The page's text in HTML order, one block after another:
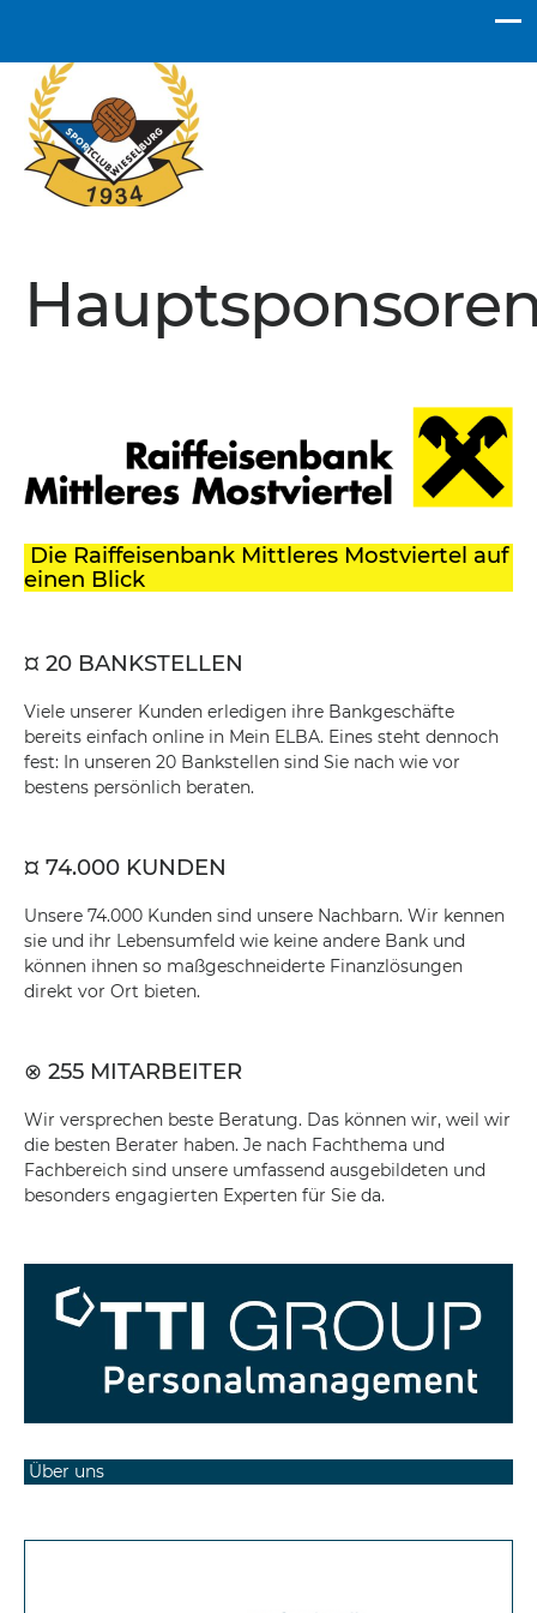
Die Raiffeisenbank Mittleres Mostviertel auf
einen Blick
¤ 20 BANKSTELLEN
Viele unserer Kunden erledigen ihre Bankgeschäfte
bereits einfach online in Mein ELBA. Eines steht dennoch
fest: In unseren 20 Bankstellen sind Sie nach wie vor
bestens persönlich beraten.
¤ 74.000 KUNDEN
Unsere 74.000 Kunden sind unsere Nachbarn. Wir kennen
sie und ihr Lebensumfeld wie keine andere Bank und
können ihnen so maßgeschneiderte Finanzlösungen
direkt vor Ort bieten.
⊗ 255 MITARBEITER
Wir versprechen beste Beratung. Das können wir, weil wir
die besten Berater haben. Je nach Fachthema und
Fachbereich sind unsere umfassend ausgebildeten und
besonders engagierten Experten für Sie da.
Über uns